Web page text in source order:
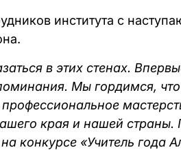
института с
в этих стенах.
Мы гордимся,
края и нашей страны.
конкурсе «Учитель года